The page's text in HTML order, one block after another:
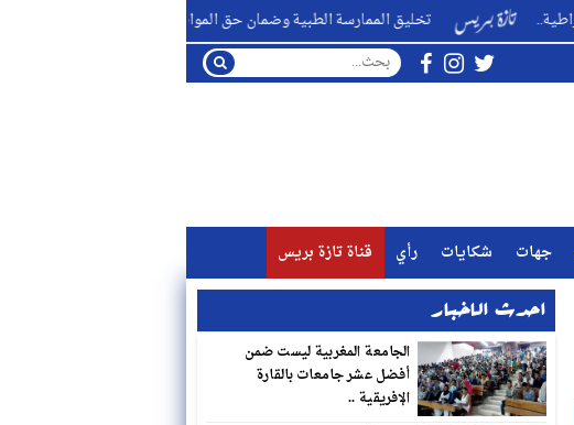
تخليق الممارسة الطبية وضمان حق المواطن في علاج متكامل ؟ ..
جهات شكايات رأي
قناة تازة بريس
احدث الاخبار
الجامعة المغربية ليست ضمن
أفضل عشر جامعات بالقارة
الإفريقية ..